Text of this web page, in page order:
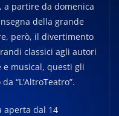
a partire da domenica
della grande
però, il divertimento
classici agli autori
musical, questi gli
“L’AltroTeatro”.
aperta dal 14